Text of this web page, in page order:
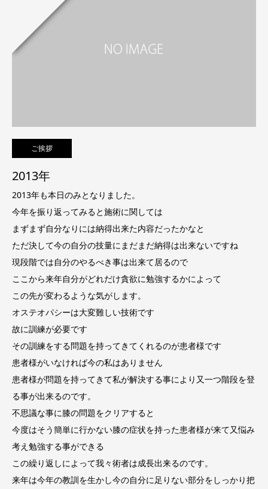
ご挨拶
2013年
2013年も本日のみとなりました。
今年を振り返ってみると施術に関しては
まずまず自分なりには納得出来た内容だったかなと
ただ決して今の自分の技量にまだまだ納得は出来ないですね
現段階では自分のやるべき事は出来て居るので
ここから来年自分がどれだけ貪欲に勉強するかによって
この先が変わるような気がします。
オステオパシーは大変難しい技術です
故に訓練が必要です
その訓練をする問題を持ってきてくれるのが患者様です
患者様がいなければ今の私はありません
患者様が問題を持ってきて私が解決する事により又一つ階段を登
る事が出来るのです。
不思議な事に膝の問題をクリアすると
今度はそう簡単に行かない膝の症状を持った患者様が来て又悩み
考え勉強する事ができる
この繰り返しによって我々術者は成長出来るのです。
来年は今年の教訓を生かし今の自分に足りない部分をしっかり把